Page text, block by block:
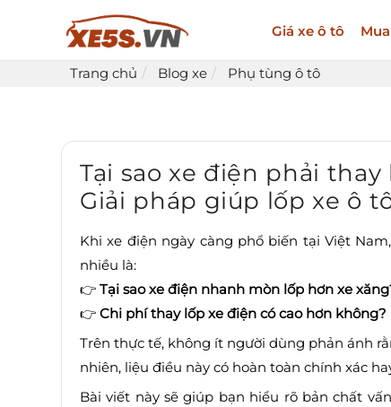
Giá xe ô tô
Trang chủ Blog xe Phụ tùng ô tô
Tại sao xe điện phải
Giải pháp giúp lốp xe ô
Khi xe điện ngày càng phổ biến tại Việt
nhiều là:
👉 Tại sao xe điện nhanh mòn lốp hơn xe
👉 Chi phí thay lốp xe điện có cao hơn không?
Trên thực tế, không ít người dùng phản ánh
nhiên, liệu điều này có hoàn toàn chính xác
Bài viết này sẽ giúp bạn hiểu rõ bản chất